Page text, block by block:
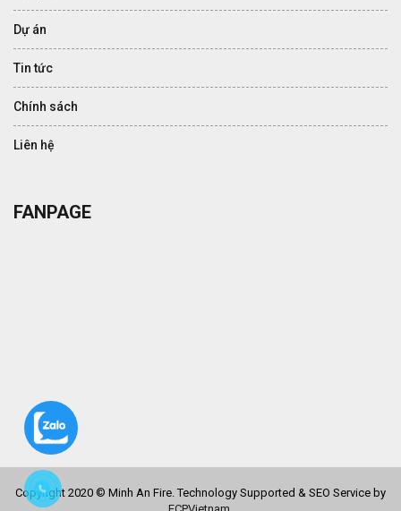
Dự án
Tin tức
Chính sách
Liên hệ
FANPAGE
Copyright 2020 © Minh An Fire. Technology Supported & SEO Service by